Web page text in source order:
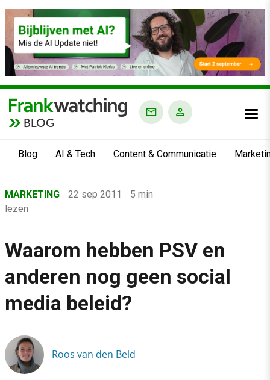
BLOG
Blog AI & Tech Content & Communicatie
›
Marketing
›
Waarom hebben PSV en anderen nog geen social media
MARKETING 22 sep 2011
5 min
lezen
Waarom hebben PSV en
anderen nog geen social
media beleid?
Roos van den Beld